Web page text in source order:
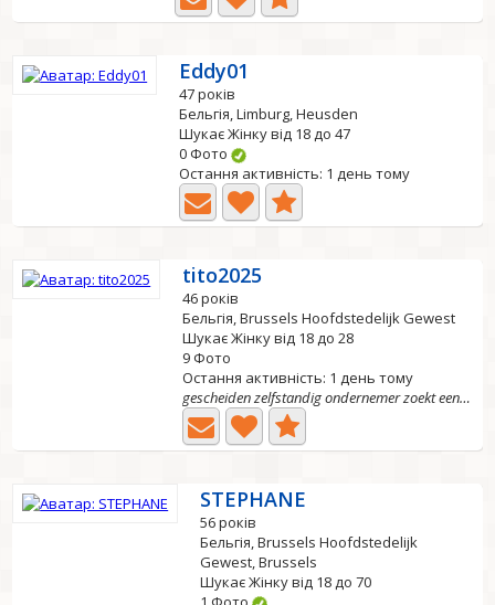
Eddy01
47 років
Бельгія, Limburg, Heusden
Шукає Жінку від 18 до 47
0 Фото
Остання активність: 1 день тому
tito2025
46 років
Бельгія, Brussels Hoofdstedelijk Gewest
Шукає Жінку від 18 до 28
9 Фото
Остання активність: 1 день тому
gescheiden zelfstandig ondernemer zoekt een serieuze...
STEPHANE
56 років
Бельгія, Brussels Hoofdstedelijk
Gewest, Brussels
Шукає Жінку від 18 до 70